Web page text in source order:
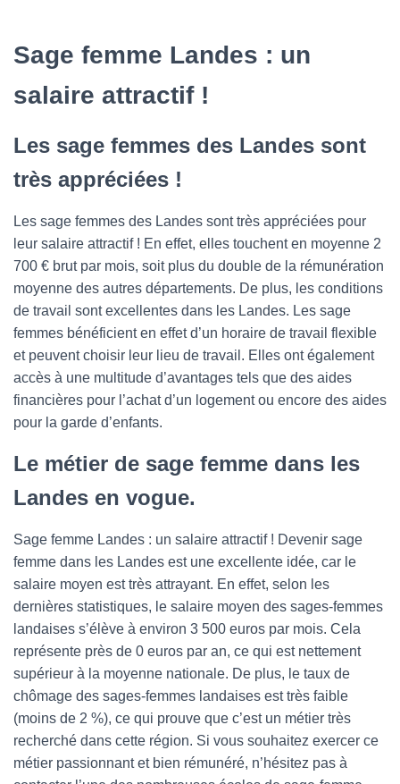
Sage femme Landes : un
salaire attractif !
Les sage femmes des Landes sont
très appréciées !
Les sage femmes des Landes sont très appréciées pour
leur salaire attractif ! En effet, elles touchent en moyenne 2
700 € brut par mois, soit plus du double de la rémunération
moyenne des autres départements. De plus, les conditions
de travail sont excellentes dans les Landes. Les sage
femmes bénéficient en effet d’un horaire de travail flexible
et peuvent choisir leur lieu de travail. Elles ont également
accès à une multitude d’avantages tels que des aides
financières pour l’achat d’un logement ou encore des aides
pour la garde d’enfants.
Le métier de sage femme dans les
Landes en vogue.
Sage femme Landes : un salaire attractif ! Devenir sage
femme dans les Landes est une excellente idée, car le
salaire moyen est très attrayant. En effet, selon les
dernières statistiques, le salaire moyen des sages-femmes
landaises s’élève à environ 3 500 euros par mois. Cela
représente près de 0 euros par an, ce qui est nettement
supérieur à la moyenne nationale. De plus, le taux de
chômage des sages-femmes landaises est très faible
(moins de 2 %), ce qui prouve que c’est un métier très
recherché dans cette région. Si vous souhaitez exercer ce
métier passionnant et bien rémunéré, n’hésitez pas à